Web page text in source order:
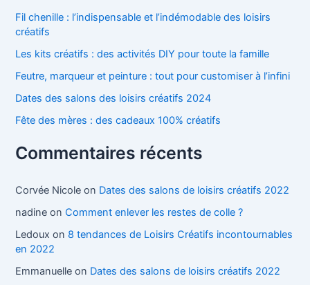
Fil chenille : l’indispensable et l’indémodable des loisirs
créatifs
Les kits créatifs : des activités DIY pour toute la famille
Feutre, marqueur et peinture : tout pour customiser à l’infini
Dates des salons des loisirs créatifs 2024
Fête des mères : des cadeaux 100% créatifs
Commentaires récents
Corvée Nicole on Dates des salons de loisirs créatifs 2022
nadine on Comment enlever les restes de colle ?
Ledoux on 8 tendances de Loisirs Créatifs incontournables
en 2022
Emmanuelle on Dates des salons de loisirs créatifs 2022